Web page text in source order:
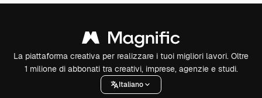
La piattaforma creativa per realizzare i tuoi migliori lavori. Oltre
1 milione di abbonati tra creativi, imprese, agenzie e studi.
Italiano